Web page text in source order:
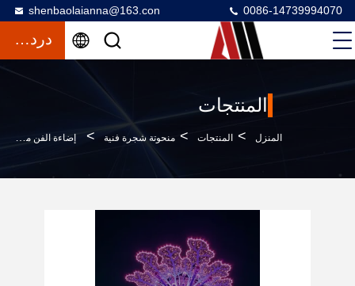
shenbaolaianna@163.con 0086-14739994070
دردشة
المنتجات
المنزل > المنتجات > منحوتة شجرة فنية > إضاءة الفن من الفولاذ المقاوم للصدأ النحت الشجرة الفنية الحديثة للإضاءة للمساحات العامة